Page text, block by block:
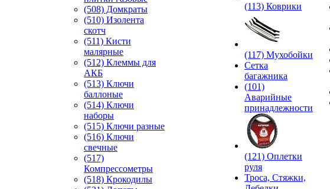
(508) Домкраты
(510) Изолента
скотч
(511) Кисти
малярные
(512) Клеммы для
АКБ
(513) Ключи
баллоные
(514) Ключи
наборы
(515) Ключи разные
(516) Ключи
свечные
(517)
Компрессометры
(518) Крокодилы
(113) Коврики
(117) Мухобойки
Сетка
багажника
(101)
Аварийные
принадлежности
(121) Оплетки
руля
Троса, Стяжки,